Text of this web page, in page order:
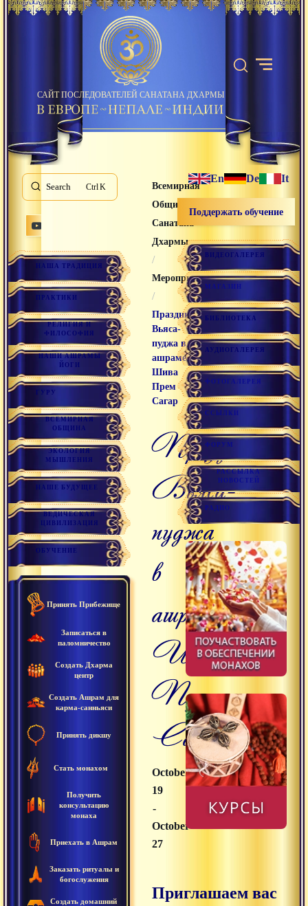
САЙТ ПОСЛЕДОВАТЕЛЕЙ САНАТАНА ДХАРМЫ
Search K
НАША ТРАДИЦИЯ
ПРАКТИКИ
РЕЛИГИЯ И
ФИЛОСОФИЯ
НАШИ АШРАМЫ
ЙОГИ
ГУРУ
ВСЕМИРНАЯ
ОБЩИНА
ЭКОЛОГИЯ
МЫШЛЕНИЯ
НАШЕ БУДУЩЕЕ
ВЕДИЧЕСКАЯ
ЦИВИЛИЗАЦИЯ
ОБУЧЕНИЕ
Принять Прибежище
Записаться в
паломничество
Создать Дхарма
центр
Создать Ашрам для
карма-санньяси
Принять дикшу
Стать монахом
Получить
консультацию
монаха
Приехать в Ашрам
Заказать ритуалы и
богослужения
Создать домашний
Всемирная
Община
Санатана
Дхармы
/
Мероприятия
/
Праздник
Вьяса-
пуджа в
ашраме
Шива
Прем
Сагар
Праздник
Вьяса-
пуджа
в
ашраме
Шива
Прем
Сагар
October
19
-
October
27
Приглашаем вас
En De It
Поддержать обучение
ВИДЕОГАЛЕРЕЯ
МАГАЗИН
БИБЛИОТЕКА
АУДИОГАЛЕРЕЯ
ФОТОГАЛЕРЕЯ
ССЫЛКИ
ФОРУМ
РАССЫЛКА
НОВОСТЕЙ
РАДИО